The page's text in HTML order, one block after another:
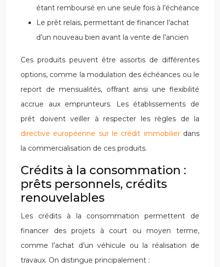
étant remboursé en une seule fois à l’échéance
Le prêt relais, permettant de financer l’achat
d’un nouveau bien avant la vente de l’ancien
Ces produits peuvent être assortis de différentes
options, comme la modulation des échéances ou le
report de mensualités, offrant ainsi une flexibilité
accrue aux emprunteurs. Les établissements de
prêt doivent veiller à respecter les règles de la
directive européenne sur le crédit immobilier dans
la commercialisation de ces produits.
Crédits à la consommation :
prêts personnels, crédits
renouvelables
Les crédits à la consommation permettent de
financer des projets à court ou moyen terme,
comme l’achat d’un véhicule ou la réalisation de
travaux. On distingue principalement :